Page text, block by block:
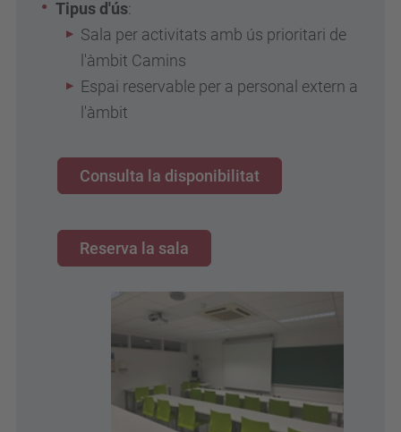
Tipus d'ús:
Sala per activitats amb ús prioritari de
l'àmbit Camins
Espai reservable per a personal extern a
l'àmbit
Consulta la disponibilitat
Reserva la sala